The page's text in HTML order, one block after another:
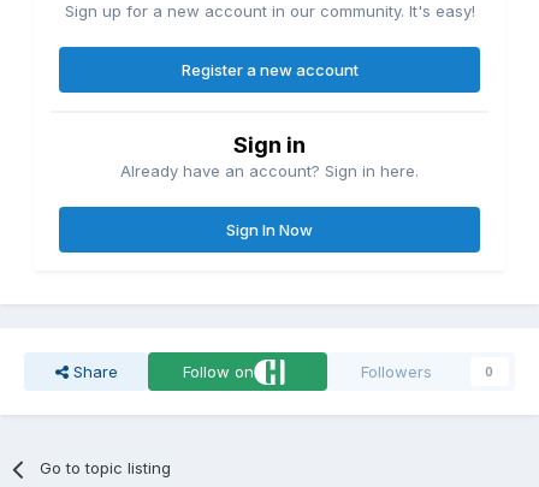
Sign up for a new account in our community. It's easy!
Register a new account
Sign in
Already have an account? Sign in here.
Sign In Now
Share Follow on Followers 0
Go to topic listing